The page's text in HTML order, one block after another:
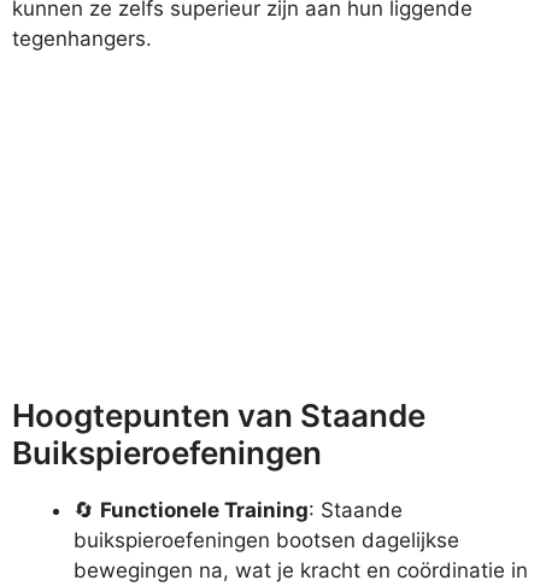
kunnen ze zelfs superieur zijn aan hun liggende
tegenhangers.
Hoogtepunten van Staande
Buikspieroefeningen
🔄 Functionele Training: Staande
buikspieroefeningen bootsen dagelijkse
bewegingen na, wat je kracht en coördinatie in